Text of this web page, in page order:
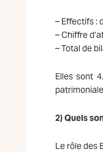
– Effectifs :
– Chiffre
– Total de
Elles sont
2) Quels
Le rôle des